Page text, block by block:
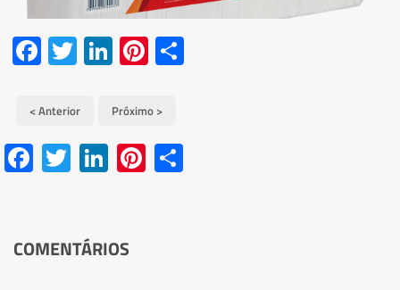
Facebook
Twitter
LinkedInPinterest
< Anterior Próximo >
FacebookTwitter LinkedIn PinterestShare
COMENTÁRIOS